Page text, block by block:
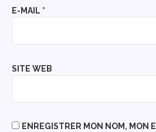
E-MAIL *
SITE WEB
ENREGISTRER MON NOM, MON